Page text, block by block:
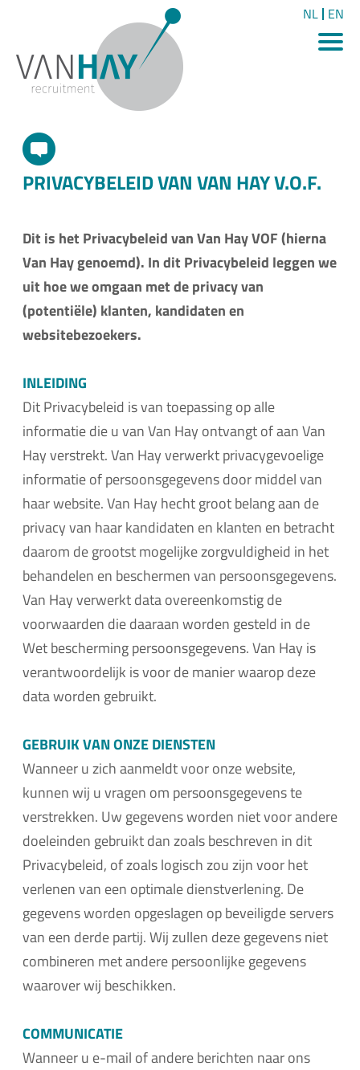
NL EN
PRIVACYBELEID VAN VAN HAY V.O.F.
Dit is het Privacybeleid van Van Hay VOF (hierna
Van Hay genoemd). In dit Privacybeleid leggen we
uit hoe we omgaan met de privacy van
(potentiële) klanten, kandidaten en
websitebezoekers.
INLEIDING
Dit Privacybeleid is van toepassing op alle
informatie die u van Van Hay ontvangt of aan Van
Hay verstrekt. Van Hay verwerkt privacygevoelige
informatie of persoonsgegevens door middel van
haar website. Van Hay hecht groot belang aan de
privacy van haar kandidaten en klanten en betracht
daarom de grootst mogelijke zorgvuldigheid in het
behandelen en beschermen van persoonsgegevens.
Van Hay verwerkt data overeenkomstig de
voorwaarden die daaraan worden gesteld in de
Wet bescherming persoonsgegevens. Van Hay is
verantwoordelijk is voor de manier waarop deze
data worden gebruikt.
GEBRUIK VAN ONZE DIENSTEN
Wanneer u zich aanmeldt voor onze website,
kunnen wij u vragen om persoonsgegevens te
verstrekken. Uw gegevens worden niet voor andere
doeleinden gebruikt dan zoals beschreven in dit
Privacybeleid, of zoals logisch zou zijn voor het
verlenen van een optimale dienstverlening. De
gegevens worden opgeslagen op beveiligde servers
van een derde partij. Wij zullen deze gegevens niet
combineren met andere persoonlijke gegevens
waarover wij beschikken.
COMMUNICATIE
Wanneer u e-mail of andere berichten naar ons